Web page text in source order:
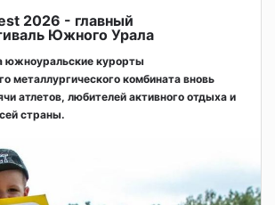
2026 - главный
Южного Урала
южноуральские курорты
металлургического комбината вновь
атлетов, любителей активного отдыха и
страны.